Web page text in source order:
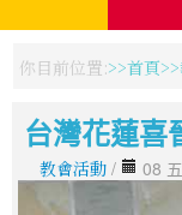
你目前位置: 首頁
台灣花蓮喜
教會活動 / 08